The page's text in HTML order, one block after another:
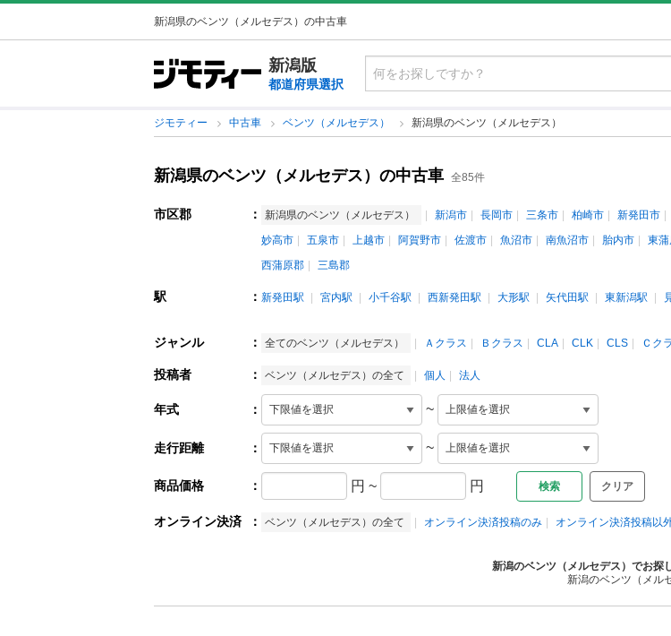
新潟県のベンツ（メルセデス）の中古車
新潟版
都道府県選択
ジモティー 中古車 ベンツ（メルセデス） 新潟県のベンツ（メルセデス）
新潟県のベンツ（メルセデス）の中古車 全85件
市区郡 ： 新潟県のベンツ（メルセデス） 新潟市 長岡市 三条市 柏崎市 新発田市
妙高市
五泉市 上越市 阿賀野市 佐渡市 魚沼市 南魚沼市 胎内市 東
西蒲原郡
三島郡
駅 ： 新発田駅 宮内駅 小千谷駅 西新発田駅 大形駅 矢代田駅 東新潟駅
ジャンル ： 全てのベンツ（メルセデス） Ａクラス Ｂクラス CLA CLK CLS Ｃク
投稿者 ： ベンツ（メルセデス）の全て 個人 法人
年式 ： ~
走行距離 ： ~
商品価格 ： 円 ~ 円 クリア
オンライン決済 ： ベンツ（メルセデス）の全て オンライン決済投稿のみ オンライン決済投稿以
新潟のベンツ（メルセデス）でお探
新潟のベンツ（メル